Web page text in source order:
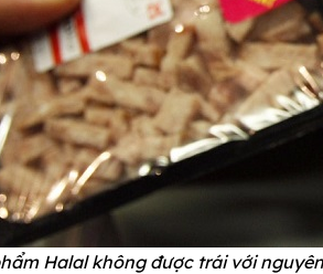
Halal không được trái với